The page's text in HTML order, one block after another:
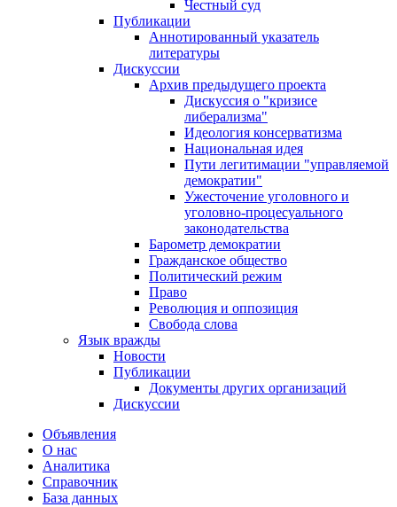
Честный суд
Публикации
Аннотированный указатель
литературы
Дискуссии
Архив предыдущего проекта
Дискуссия о "кризисе
либерализма"
Идеология консерватизма
Национальная идея
Пути легитимации "управляемой
демократии"
Ужесточение уголовного и
уголовно-процесуального
законодательства
Барометр демократии
Гражданское общество
Политический режим
Право
Революция и оппозиция
Свобода слова
Язык вражды
Новости
Публикации
Документы других организаций
Дискуссии
Объявления
О нас
Аналитика
Справочник
База данных